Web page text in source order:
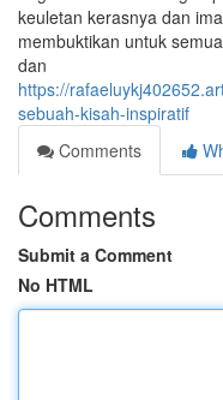
keuletan kerasnya dan
membuktikan untuk
dan
https://
sebuah-kisah-inspiratif
Comments
Comments
Submit a Comment
No HTML